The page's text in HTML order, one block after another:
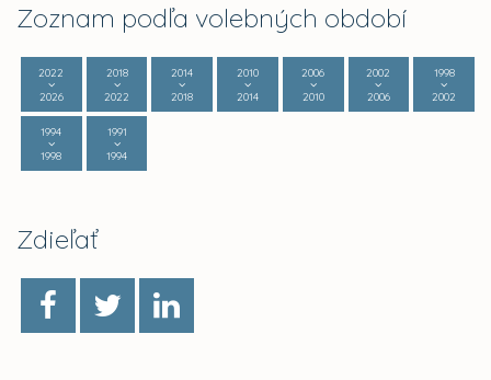
Zoznam podľa volebných období
2022
2026
2018
2022
2014
2018
2010
2014
2006
2010
2002
2006
1998
2002
1994
1998
1991
1994
Zdieľať